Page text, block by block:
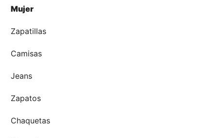
Mujer
Zapatillas
Camisas
Jeans
Zapatos
Chaquetas